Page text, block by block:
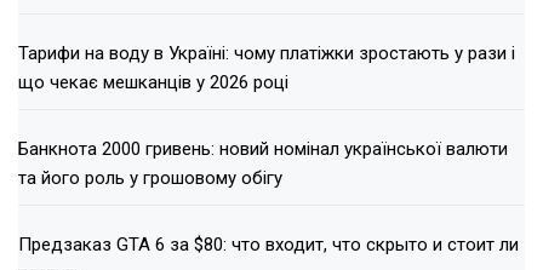
Тарифи на воду в Україні: чому платіжки зростають у рази і
що чекає мешканців у 2026 році
Банкнота 2000 гривень: новий номінал української валюти
та його роль у грошовому обігу
Предзаказ GTA 6 за $80: что входит, что скрыто и стоит ли